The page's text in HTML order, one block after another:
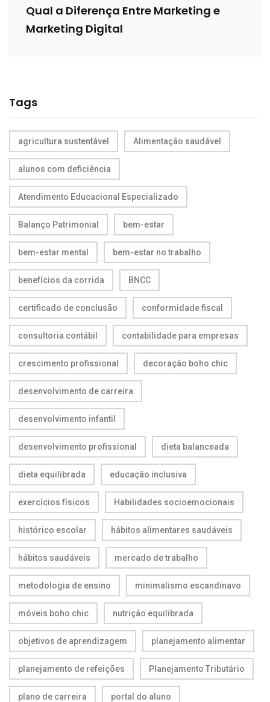
Qual a Diferença Entre Marketing e
Marketing Digital
Tags
agricultura sustentável Alimentação saudável
alunos com deficiência
Atendimento Educacional Especializado
Balanço Patrimonial bem-estar
bem-estar mental bem-estar no trabalho
benefícios da corrida BNCC
certificado de conclusão conformidade fiscal
consultoria contábil contabilidade para empresas
crescimento profissional decoração boho chic
desenvolvimento de carreira
desenvolvimento infantil
desenvolvimento profissional dieta balanceada
dieta equilibrada educação inclusiva
exercícios físicos Habilidades socioemocionais
histórico escolar hábitos alimentares saudáveis
hábitos saudáveis mercado de trabalho
metodologia de ensino minimalismo escandinavo
móveis boho chic nutrição equilibrada
objetivos de aprendizagem planejamento alimentar
planejamento de refeições Planejamento Tributário
plano de carreira portal do aluno